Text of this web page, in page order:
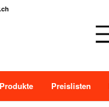
Produkte Preislisten